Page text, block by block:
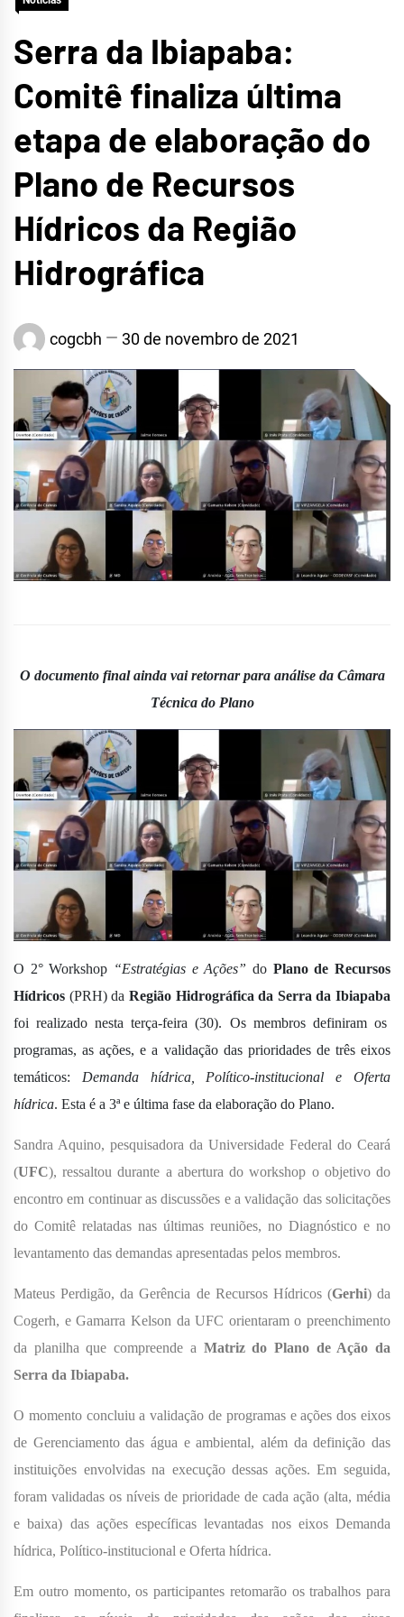
Serra da Ibiapaba:
Comitê finaliza última
etapa de elaboração do
Plano de Recursos
Hídricos da Região
Hidrográfica
cogcbh 30 de novembro de 2021
O documento final ainda vai retornar para análise da Câmara
Técnica do Plano
O 2° Workshop “Estratégias e Ações”do Plano de Recursos
Hídricos (PRH) da Região Hidrográfica da Serra da Ibiapaba
foi realizado nesta terça-feira (30). Os membros definiram os
programas, as ações, e a validação das prioridades de três eixos
temáticos: Demanda hídrica, Político-institucional e Oferta
hídrica. Esta é a 3ª e última fase da elaboração do Plano.
Sandra Aquino, pesquisadora da Universidade Federal do Ceará
(UFC), ressaltou durante a abertura do workshop o objetivo do
encontro em continuar as discussões e a validação das solicitações
do Comitê relatadas nas últimas reuniões, no Diagnóstico e no
levantamento das demandas apresentadas pelos membros.
Mateus Perdigão, da Gerência de Recursos Hídricos (Gerhi) da
Cogerh, e Gamarra Kelson da UFC orientaram o preenchimento
da planilha que compreende a Matriz do Plano de Ação da
Serra da Ibiapaba.
O momento concluiu a validação de programas e ações dos eixos
de Gerenciamento das água e ambiental, além da definição das
instituições envolvidas na execução dessas ações. Em seguida,
foram validadas os níveis de prioridade de cada ação (alta, média
e baixa) das ações específicas levantadas nos eixos Demanda
hídrica, Político-institucional e Oferta hídrica.
Em outro momento, os participantes retomarão os trabalhos para